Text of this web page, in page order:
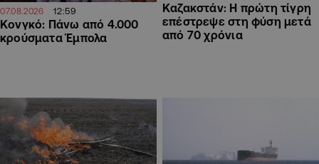
07.08.2026 12:59
Κονγκό: Πάνω από 4.000
κρούσματα Έμπολα
Καζακστάν: Η πρώτη τίγρη
επέστρεψε στη φύση μετά
από 70 χρόνια